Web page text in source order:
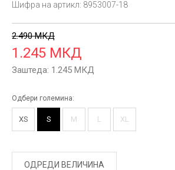
Шифра на артикл: 8953007-18
2.490 МКД
1.245 МКД
Заштеда: 1.245 МКД
Одбери големина:
XS S M L XL
ОДРЕДИ ВЕЛИЧИНА